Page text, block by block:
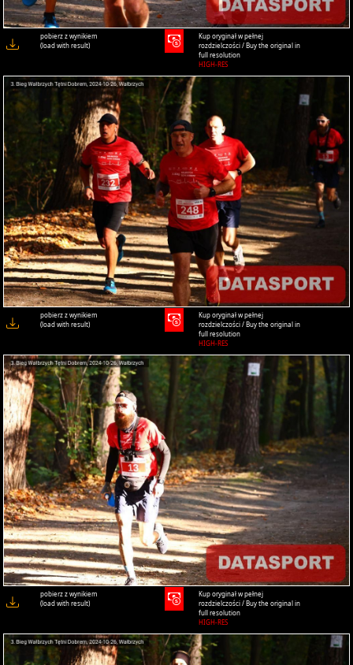
pobierz z wynikiem
(load with result)
Kup oryginał w pełnej
rozdzielczości / Buy the original in
full resolution
HIGH-RES
pobierz z wynikiem
(load with result)
Kup oryginał w pełnej
rozdzielczości / Buy the original in
full resolution
HIGH-RES
pobierz z wynikiem
(load with result)
Kup oryginał w pełnej
rozdzielczości / Buy the original in
full resolution
HIGH-RES